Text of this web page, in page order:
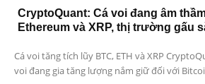
CryptoQuant: Cá voi đang âm
Ethereum và XRP, thị trường gấu
Cá voi tăng tích lũy BTC, ETH và XRP
voi đang gia tăng lượng nắm giữ đối với